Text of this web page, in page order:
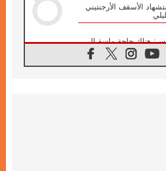
الأسقف الأرجنتيني
هناك حاجة ماسة إلى
بناء الجسور